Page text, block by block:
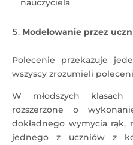
nauczyciela
Modelowanie przez
Polecenie przekazuje
wszyscy zrozumieli
W młodszych
rozszerzone o
dokładnego wymycia rąk,
jednego z uczniów z